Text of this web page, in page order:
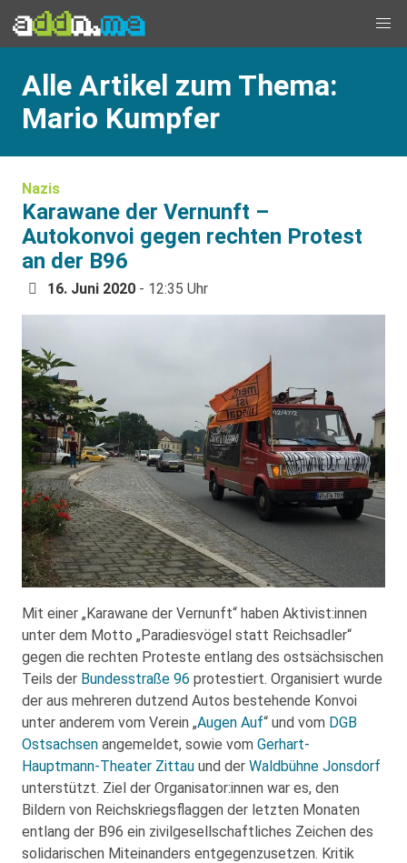
Alle Artikel zum Thema:
Mario Kumpfer
Nazis
Karawane der Vernunft –
Autokonvoi gegen rechten Protest
an der B96
16. Juni 2020 - 12:35 Uhr
Mit einer „Karawane der Vernunft“ haben Aktivist:innen
unter dem Motto „Paradiesvögel statt Reichsadler“
gegen die rechten Proteste entlang des ostsächsischen
Teils der Bundesstraße 96 protestiert. Organisiert wurde
der aus mehreren dutzend Autos bestehende Konvoi
unter anderem vom Verein „Augen Auf“ und vom DGB
Ostsachsen angemeldet, sowie vom Gerhart-
Hauptmann-Theater Zittau und der Waldbühne Jonsdorf
unterstützt. Ziel der Organisator:innen war es, den
Bildern von Reichskriegsflaggen der letzten Monaten
entlang der B96 ein zivilgesellschaftliches Zeichen des
solidarischen Miteinanders entgegenzusetzen. Kritik